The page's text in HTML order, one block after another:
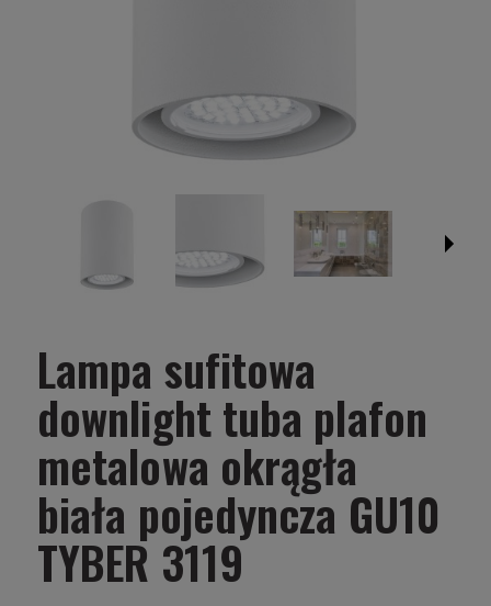
Lampa sufitowa
downlight tuba plafon
metalowa okrągła
biała pojedyncza GU10
TYBER 3119